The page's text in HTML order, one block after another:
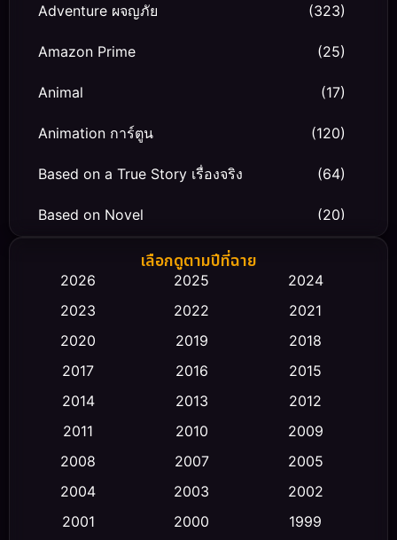
Adventure ผจญภัย (323)
Amazon Prime (25)
Animal (17)
Animation การ์ตูน (120)
Based on a True Story เรื่องจริง (64)
Based on Novel (20)
Biography ชีวิตจริง
Classic หนังคลาสสิก (23)
Comedy ตลก (475)
Conspiracy
Crime อาชญากรรม (355)
เลือกดูตามปีที่ฉาย
2026 2025
2024
2023
2022
2021
2020
2019
2018
2017
2016
2015
2014
2013
2012
2011
2010
2009
2008
2007
2005
2004
2003
2002
2001
2000
1999